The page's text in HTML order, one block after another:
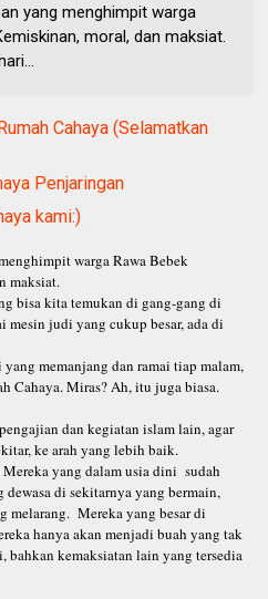
yang menghimpit warga
moral, dan maksiat.
Cahaya (Selamatkan
Penjaringan
kami:)
warga Rawa Bebek
maksiat.
bisa kita temukan di gang-gang di
judi yang cukup besar, ada di
memanjang dan ramai tiap malam,
Cahaya. Miras? Ah, itu juga biasa.
dan kegiatan islam lain, agar
ke arah yang lebih baik.
Mereka yang dalam usia dini sudah
di sekitarnya yang bermain,
melarang. Mereka yang besar di
hanya akan menjadi buah yang tak
kemaksiatan lain yang tersedia